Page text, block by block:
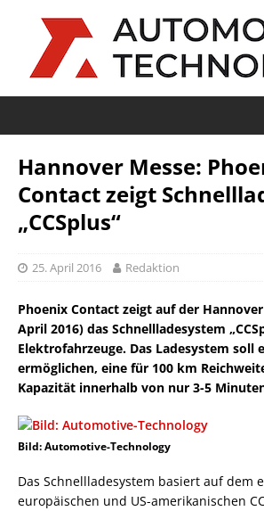
Hannover Messe:
Contact zeigt
„CCSplus“
25. April 2016 Redaktion
Phoenix Contact zeigt auf der Hannover
April 2016) das Schnellladesystem
Elektrofahrzeuge. Das Ladesystem soll
ermöglichen, eine für 100 km
Kapazität innerhalb von nur 3-5
Bild: Automotive-Technology
Das Schnellladesystem basiert auf dem
europäischen und US-amerikanischen